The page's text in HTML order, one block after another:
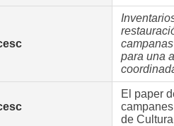
para una
El paper
de